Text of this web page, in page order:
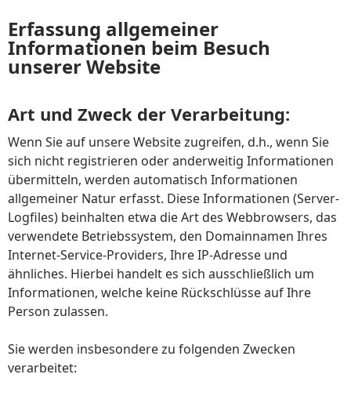
Erfassung allgemeiner
Informationen beim Besuch
unserer Website
Art und Zweck der Verarbeitung:
Wenn Sie auf unsere Website zugreifen, d.h., wenn Sie
sich nicht registrieren oder anderweitig Informationen
übermitteln, werden automatisch Informationen
allgemeiner Natur erfasst. Diese Informationen (Server-
Logfiles) beinhalten etwa die Art des Webbrowsers, das
verwendete Betriebssystem, den Domainnamen Ihres
Internet-Service-Providers, Ihre IP-Adresse und
ähnliches. Hierbei handelt es sich ausschließlich um
Informationen, welche keine Rückschlüsse auf Ihre
Person zulassen.
Sie werden insbesondere zu folgenden Zwecken
verarbeitet: